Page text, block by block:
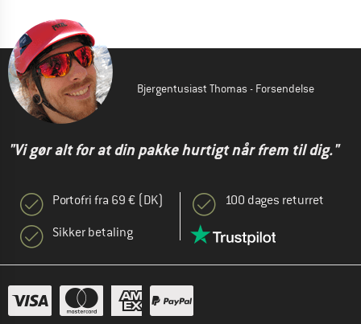
Bjergentusiast Thomas - Forsendelse
"Vi gør alt for at din pakke hurtigt når frem til dig."
Portofri fra 69 € (DK)
Sikker betaling
100 dages returret